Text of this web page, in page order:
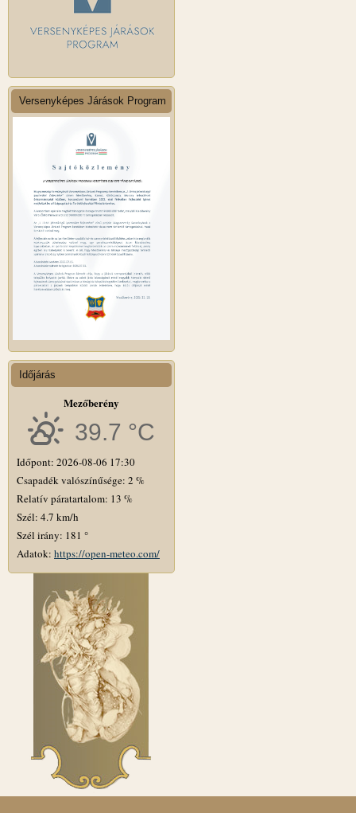
Versenyképes Járások Program
Időjárás
Mezőberény
39.7 °C
Időpont: 2026-08-06 17:30
Csapadék valószínűsége: 2 %
Relatív páratartalom: 13 %
Szél: 4.7 km/h
Szél irány: 181 °
Adatok: https://open-meteo.com/